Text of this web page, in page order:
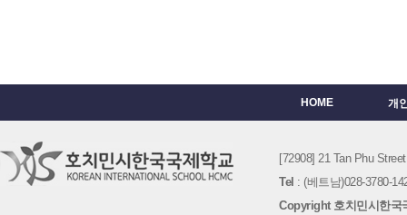
HOME 개
[72908] 21 Tan Phu
Tel : (베트남)028-3780-
Copyright 호치민시한국